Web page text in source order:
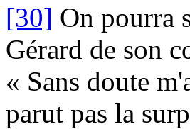
[30] On pourra
Gérard de son
« Sans doute
parut pas la